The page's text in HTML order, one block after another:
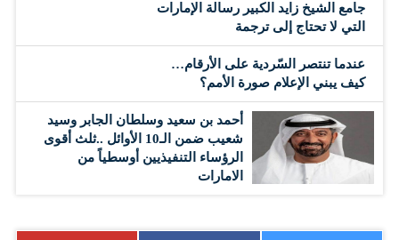
جامع الشيخ زايد الكبير رسالة الإمارات
التي لا تحتاج إلى ترجمة
عندما تنتصر السّردية على الأرقام…
كيف يبني الإعلام صورة الأمم؟
أحمد بن سعيد وسلطان الجابر وسيد
شعيب ضمن الـ10 الأوائل ..ثلث أقوى
الرؤساء التنفيذيين أوسطياً من
الامارات